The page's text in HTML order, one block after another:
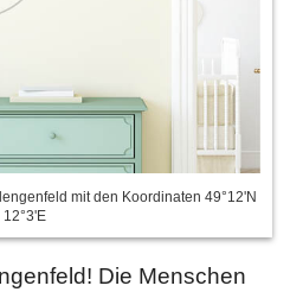
mit den Koordinaten 49°12'N
12°3'E
Die Menschen